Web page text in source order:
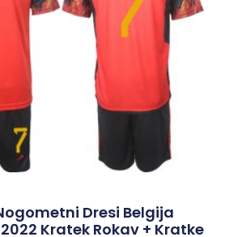
Dresi Belgija
Kratek Rokav + Kratke